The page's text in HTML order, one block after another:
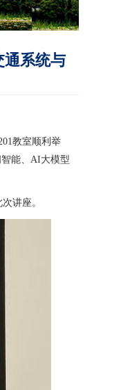
系统与
教室顺利举
能、 AI大模型
讲座。